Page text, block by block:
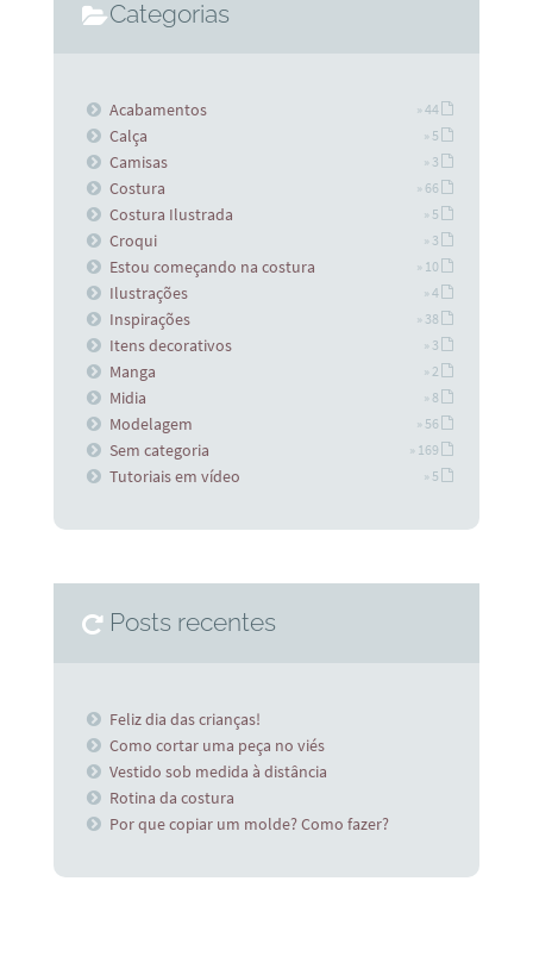
Categorias
Acabamentos » 44
Calça » 5
Camisas » 3
Costura » 66
Costura Ilustrada » 5
Croqui » 3
Estou começando na costura » 10
Ilustrações » 4
Inspirações » 38
Itens decorativos » 3
Manga » 2
Midia » 8
Modelagem » 56
Sem categoria » 169
Tutoriais em vídeo » 5
Posts recentes
Feliz dia das crianças!
Como cortar uma peça no viés
Vestido sob medida à distância
Rotina da costura
Por que copiar um molde? Como fazer?